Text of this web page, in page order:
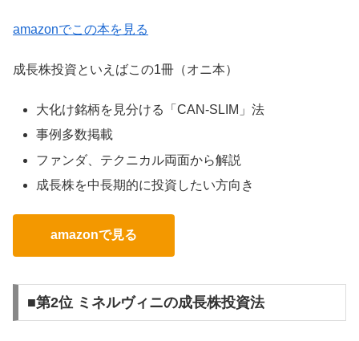
amazonでこの本を見る
成長株投資といえばこの1冊（オニ本）
大化け銘柄を見分ける「CAN-SLIM」法
事例多数掲載
ファンダ、テクニカル両面から解説
成長株を中長期的に投資したい方向き
amazonで見る
■第2位 ミネルヴィニの成長株投資法